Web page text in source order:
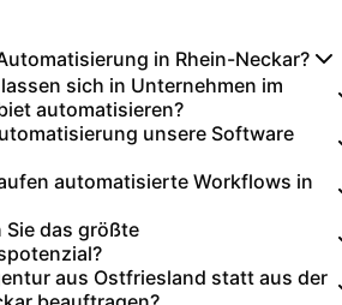
in Rhein-Neckar?
sich in Unternehmen im
automatisieren?
unsere Software
automatisierte Workflows in
das größte
aus Ostfriesland statt aus der